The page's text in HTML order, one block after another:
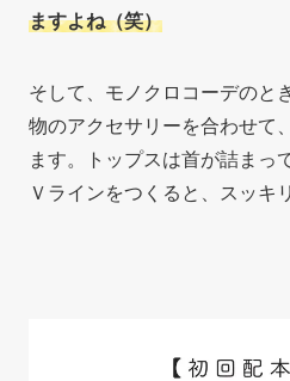
ますよね（笑）
そして、モノクロコーデのと
物のアクセサリーを合わせて
ます。トップスは首が詰まっ
Ｖラインをつくると、スッキ